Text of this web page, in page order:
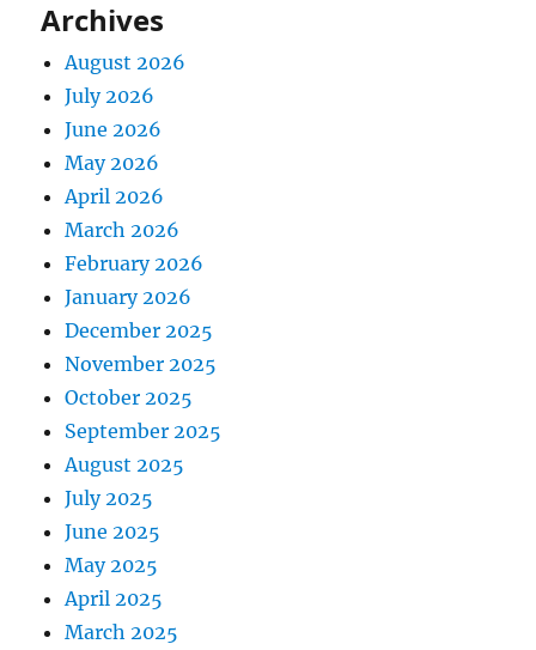
Archives
August 2026
July 2026
June 2026
May 2026
April 2026
March 2026
February 2026
January 2026
December 2025
November 2025
October 2025
September 2025
August 2025
July 2025
June 2025
May 2025
April 2025
March 2025